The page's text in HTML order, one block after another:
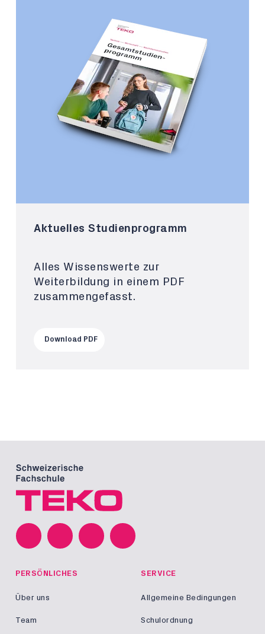
Aktuelles Studienprogramm
Alles Wissenswerte zur
Weiterbildung in einem PDF
zusammengefasst.
Download PDF
PERSÖNLICHES
Über uns
Team
SERVICE
Allgemeine Bedingungen
Schulordnung